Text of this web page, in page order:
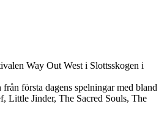
Way Out West i Slottsskogen i
första dagens spelningar med bland
Little Jinder, The Sacred Souls, The